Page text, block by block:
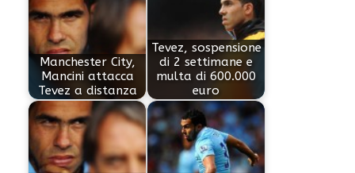
Manchester City,
Mancini attacca
Tevez a distanza
Tevez, sospensione
di 2 settimane e
multa di 600.000
euro